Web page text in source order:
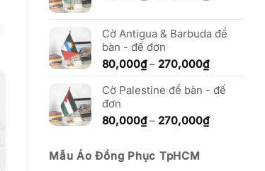
đến
80,000₫
270,000₫
Cờ Antigua & Barbuda để
bàn - đế đơn
80,000₫ – 270,000₫Khoảng
từ
đến
270,000₫
Cờ Palestine để bàn - đế
đơn
80,000₫ – 270,000₫Khoảng
Mẫu Áo Đồng Phục TpHCM